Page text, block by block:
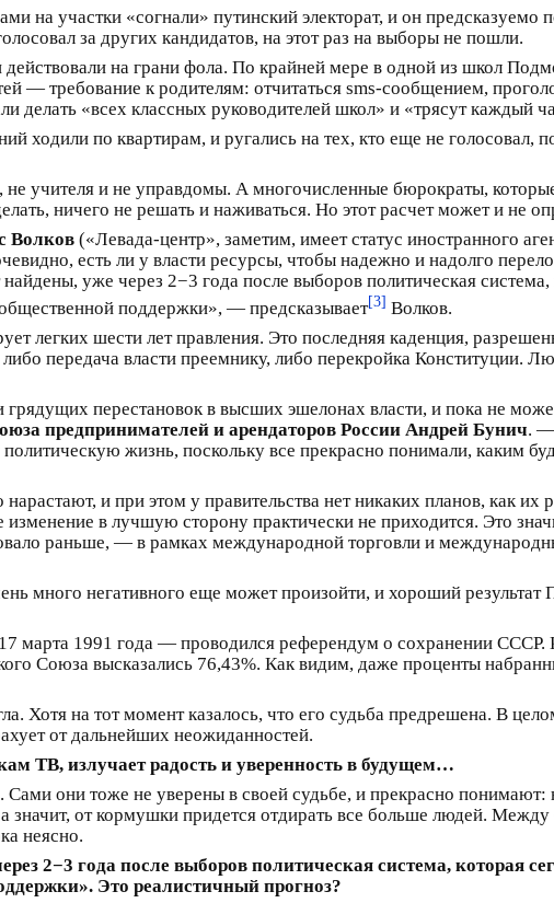
на участки «согнали» путинский электорат, и он предсказуемо
за других кандидатов, на этот раз на выборы не пошли.
на грани фола. По крайней мере в одной из школ
— требование к родителям: отчитаться sms-сообщением,
делать «всех классных руководителей школ» и «трясут каждый
ходили по квартирам, и ругались на тех, кто еще не голосовал,
учителя и не управдомы. А многочисленные бюрократы,
ничего не решать и наживаться. Но этот расчет может и не
Волков («Левада-центр», заметим, имеет статус иностранного
есть ли у власти ресурсы, чтобы надежно и надолго
уже через 2−3 года после выборов политическая система,
поддержки», — предсказывает[3] Волков.
легких шести лет правления. Это последняя каденция,
передача власти преемнику, либо перекройка Конституции.
перестановок в высших эшелонах власти, и пока не
предпринимателей и арендаторов России Андрей Бунич. —
жизнь, поскольку все прекрасно понимали, каким
и при этом у правительства нет никаких планов, как
в лучшую сторону практически не приходится. Это
раньше, — в рамках международной торговли и
много негативного еще может произойти, и хороший результат
марта 1991 года — проводился референдум о сохранении
Союза высказались 76,43%. Как видим, даже проценты
Хотя на тот момент казалось, что его судьба предрешена. В
от дальнейших неожиданностей.
ТВ, излучает радость и уверенность в будущем…
они тоже не уверены в своей судьбе, и прекрасно понимают:
значит, от кормушки придется отдирать все больше людей.
неясно.
2−3 года после выборов политическая система, которая
Это реалистичный прогноз?